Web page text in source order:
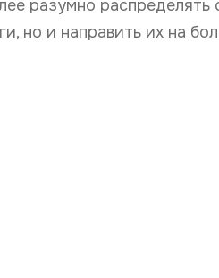
разумно распределять
но и направить их на